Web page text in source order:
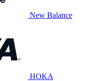
New Balance
HOKA